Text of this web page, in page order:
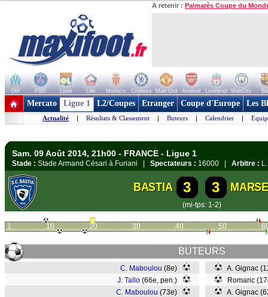
A retenir : Palmarès Coupe du
OM PSG Lyon Lille Monaco Chelsea Man Utd Arsenal Liverpool ManCity
+ de clubs
Mercato Ligue 1 L2/Coupes Etranger Coupe d'Europe Les
Actualité | Résultats & Classement | Buteurs | Calendrier |
Sam. 09 Août 2014, 21h00 - FRANCE - Ligue 1
Stade : Stade Armand Césari à Furiani | Spectateurs : 16000 | Arbitre :
BASTIA 3 3
(mi-tps: 1-2)
1 10 20 30 40 50
BUTEURS
C. Maboulou (8e)
J. Tallo (66e, pen.)
C. Maboulou (73e)
A. Gignac
Romaric
A. Gignac